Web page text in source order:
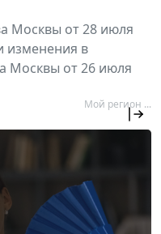
Москвы от 28 июля
изменения в
Москвы от 26 июля
Мой регион ...